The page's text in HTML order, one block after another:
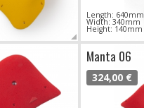
Length: 640mm
Width: 340mm
Height: 140mm
Manta 06
324,00 €